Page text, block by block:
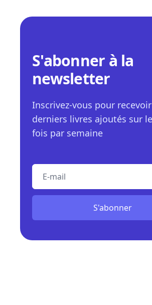
S'abonner à la
newsletter
Inscrivez-vous pour
derniers livres ajoutés sur
fois par semaine
S'abonner